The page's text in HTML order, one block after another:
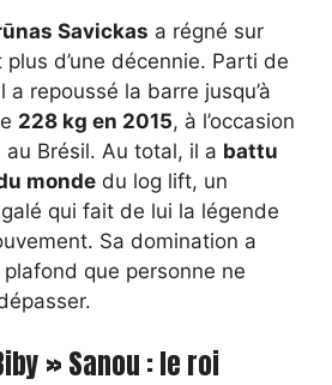
Savickas a régné sur
plus d’une décennie. Parti de
repoussé la barre jusqu’à
228 kg en 2015, à l’occasion
au Brésil. Au total, il a battu
monde du log lift, un
qui fait de lui la légende
Sa domination a
que personne ne
» Sanou : le roi